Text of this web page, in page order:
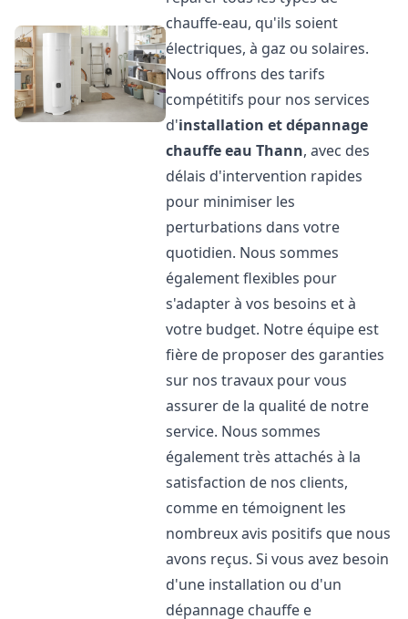
chauffe-eau, qu'ils soient
électriques, à gaz ou solaires.
Nous offrons des tarifs
compétitifs pour nos services
d'installation et dépannage
chauffe eau Thann, avec des
délais d'intervention rapides
pour minimiser les
perturbations dans votre
quotidien. Nous sommes
également flexibles pour
s'adapter à vos besoins et à
votre budget. Notre équipe est
fière de proposer des garanties
sur nos travaux pour vous
assurer de la qualité de notre
service. Nous sommes
également très attachés à la
satisfaction de nos clients,
comme en témoignent les
nombreux avis positifs que nous
avons reçus. Si vous avez besoin
d'une installation ou d'un
dépannage chauffe e